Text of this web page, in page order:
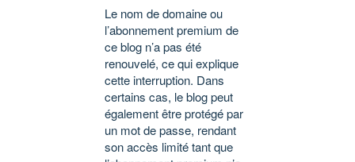
Le nom de domaine ou
l’abonnement premium de
ce blog n’a pas été
renouvelé, ce qui explique
cette interruption. Dans
certains cas, le blog peut
également être protégé par
un mot de passe, rendant
son accès limité tant que